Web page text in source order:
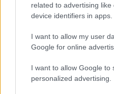
related to advertising
device identifiers in apps.
I want to allow my user
Google for online
I want to allow Google to
personalized advertising.
Népszerű